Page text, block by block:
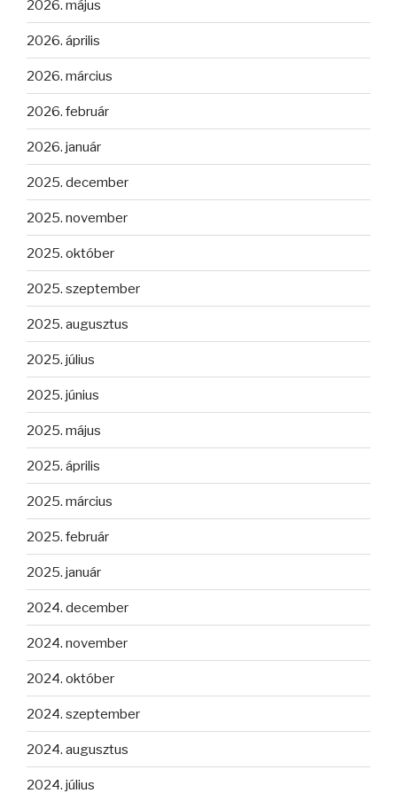
2026. május
2026. április
2026. március
2026. február
2026. január
2025. december
2025. november
2025. október
2025. szeptember
2025. augusztus
2025. július
2025. június
2025. május
2025. április
2025. március
2025. február
2025. január
2024. december
2024. november
2024. október
2024. szeptember
2024. augusztus
2024. július